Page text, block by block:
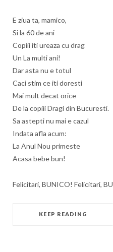
E ziua ta, mamico,
Si la 60 de ani
Copiii iti ureaza cu drag
Un La multi ani!
Dar asta nu e totul
Caci stim ce iti doresti
Mai mult decat orice
De la copiii Dragi din Bucuresti.
Sa astepti nu mai e cazul
Indata afla acum:
La Anul Nou primeste
Acasa bebe bun!
Felicitari, BUNICO! Felicitari,
KEEP READING